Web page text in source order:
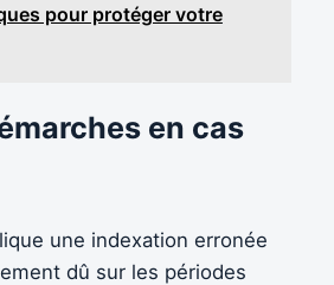
pour protéger votre
en cas
une indexation erronée
dû sur les périodes